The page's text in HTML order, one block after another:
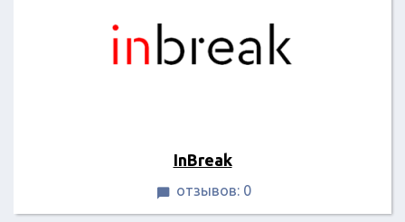
InBreak
 отзывов: 0